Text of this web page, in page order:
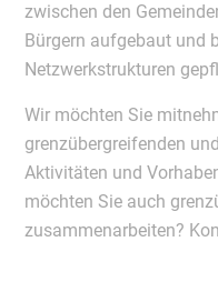
zwischen den
Bürgern aufgebaut und
Netzwerkstrukturen
Wir möchten Sie
grenzübergreifenden
Aktivitäten und
möchten Sie auch
zusammenarbeiten?